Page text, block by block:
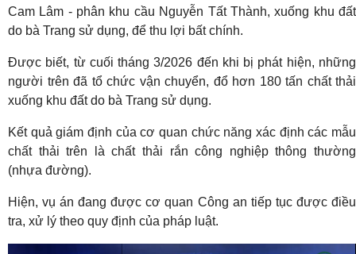
Cam Lâm - phân khu cầu Nguyễn Tất Thành, xuống khu đất
do bà Trang sử dụng, để thu lợi bất chính.
Được biết, từ cuối tháng 3/2026 đến khi bị phát hiện, những
người trên đã tổ chức vận chuyển, đổ hơn 180 tấn chất thải
xuống khu đất do bà Trang sử dụng.
Kết quả giám định của cơ quan chức năng xác định các mẫu
chất thải trên là chất thải rắn công nghiệp thông thường
(nhựa đường).
Hiện, vụ án đang được cơ quan Công an tiếp tục được điều
tra, xử lý theo quy định của pháp luật.